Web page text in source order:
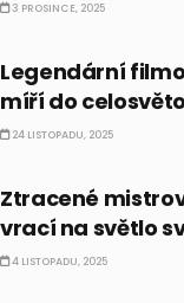
3 PROSINCE, 2025
Legendární
míří do
24 LISTOPADU, 2025
Ztracené
vrací na světlo
4 LISTOPADU, 2025